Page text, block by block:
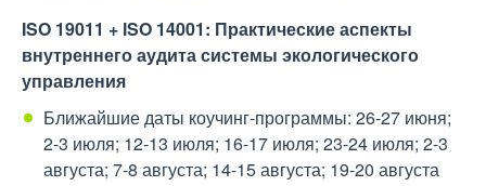
ISO 19011 + ІSO 14001: Практические аспекты
внутреннего аудита системы экологического
управления
Ближайшие даты коучинг-программы: 26-27 июня;
2-3 июля; 12-13 июля; 16-17 июля; 23-24 июля; 2-3
августа; 7-8 августа; 14-15 августа; 19-20 августа